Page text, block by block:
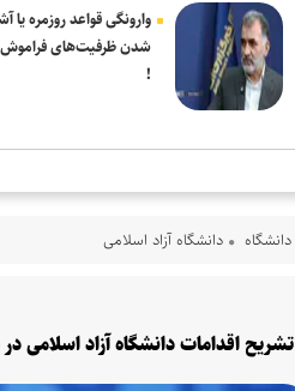
وارونگی قواعد روزمره یا
شدن ظرفیت‌های
!
دانشگاه دانشگاه آزاد اسلامی
تشریح اقدامات دانشگاه آزاد اسلامی